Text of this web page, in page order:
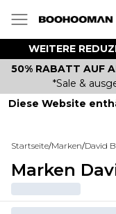
WEITERE
50% RABATT AUF
*Sale &
Diese Website
Startseite/Marken/David
Marken